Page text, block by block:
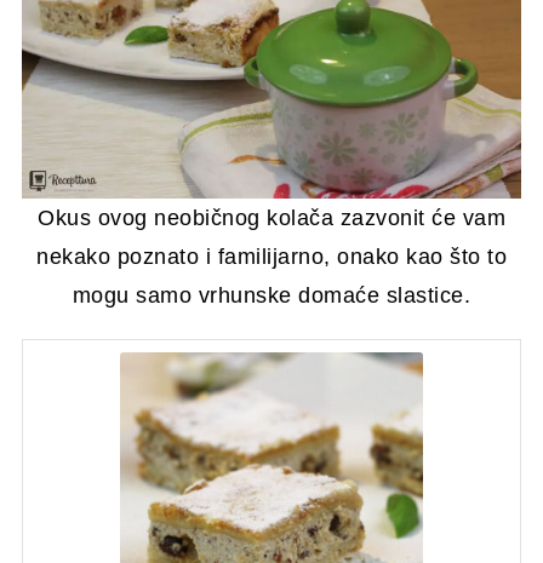
Okus ovog neobičnog kolača zazvonit će vam
nekako poznato i familijarno, onako kao što to
mogu samo vrhunske domaće slastice.